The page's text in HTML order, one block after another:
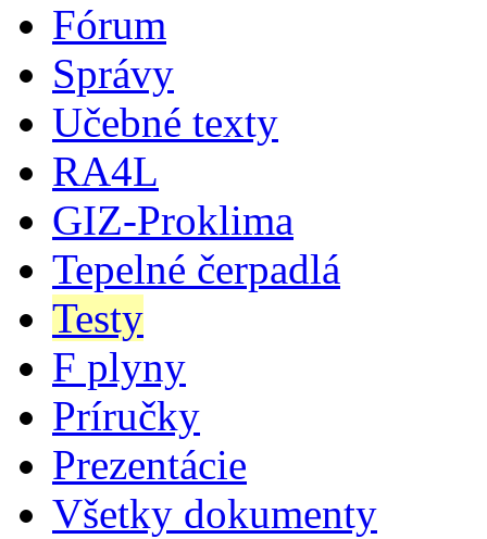
Fórum
Správy
Učebné texty
RA4L
GIZ-Proklima
Tepelné čerpadlá
Testy
F plyny
Príručky
Prezentácie
Všetky dokumenty